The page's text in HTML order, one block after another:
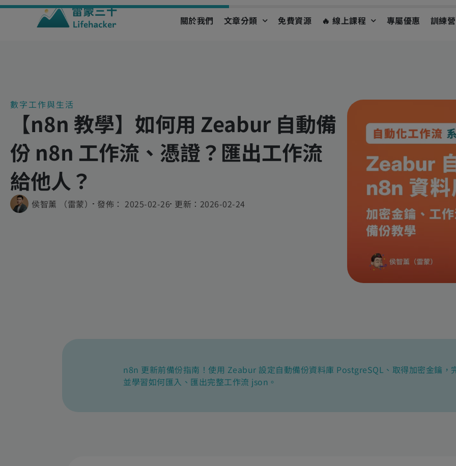
關於我們 文章分類 免費資源 🔥 線上課程 專屬優惠 訓練營
數字工作與生活
【n8n 教學】如何用 Zeabur 自動備
份 n8n 工作流、憑證？匯出工作流
給他人？
侯智薰 （雷蒙） 發佈： 2025-02-26 更新： 2026-02-24
n8n 更新前備份指南！使用 Zeabur 設定自動備份資料庫 PostgreSQL、取得加密金鑰，
並學習如何匯入、匯出完整工作流 json。